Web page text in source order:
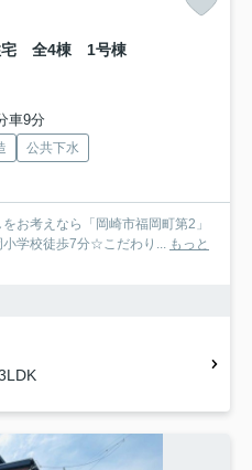
宅 全4棟 1号棟
車9分
公共下水
お考えなら「岡崎市福岡町第2」
学校徒歩7分☆こだわり... もっと